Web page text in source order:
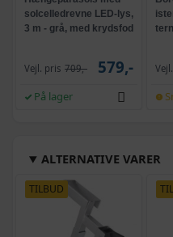
solcelledrevne LED-lys,
3 m - grå, med krydsfod
Vejl. pris 709,- 579,-
På lager
ALTERNATIVE VARER
TILBUD